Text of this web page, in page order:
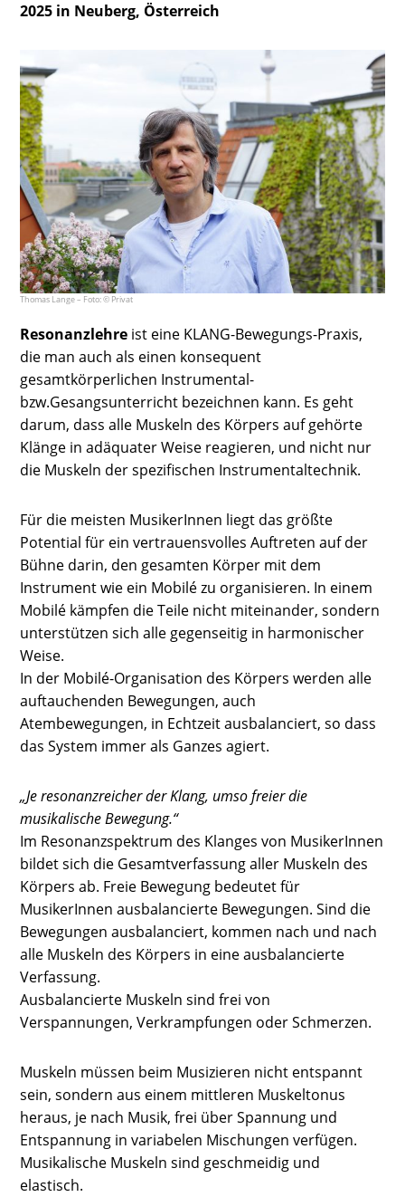
2025 in Neuberg, Österreich
Thomas Lange – Foto: © Privat
Resonanzlehre ist eine KLANG-Bewegungs-Praxis,
die man auch als einen konsequent
gesamtkörperlichen Instrumental-
bzw.Gesangsunterricht bezeichnen kann. Es geht
darum, dass alle Muskeln des Körpers auf gehörte
Klänge in adäquater Weise reagieren, und nicht nur
die Muskeln der spezifischen Instrumentaltechnik.
Für die meisten MusikerInnen liegt das größte
Potential für ein vertrauensvolles Auftreten auf der
Bühne darin, den gesamten Körper mit dem
Instrument wie ein Mobilé zu organisieren. In einem
Mobilé kämpfen die Teile nicht miteinander, sondern
unterstützen sich alle gegenseitig in harmonischer
Weise.
In der Mobilé-Organisation des Körpers werden alle
auftauchenden Bewegungen, auch
Atembewegungen, in Echtzeit ausbalanciert, so dass
das System immer als Ganzes agiert.
„Je resonanzreicher der Klang, umso freier die
musikalische Bewegung.“
Im Resonanzspektrum des Klanges von MusikerInnen
bildet sich die Gesamtverfassung aller Muskeln des
Körpers ab. Freie Bewegung bedeutet für
MusikerInnen ausbalancierte Bewegungen. Sind die
Bewegungen ausbalanciert, kommen nach und nach
alle Muskeln des Körpers in eine ausbalancierte
Verfassung.
Ausbalancierte Muskeln sind frei von
Verspannungen, Verkrampfungen oder Schmerzen.
Muskeln müssen beim Musizieren nicht entspannt
sein, sondern aus einem mittleren Muskeltonus
heraus, je nach Musik, frei über Spannung und
Entspannung in variabelen Mischungen verfügen.
Musikalische Muskeln sind geschmeidig und
elastisch.